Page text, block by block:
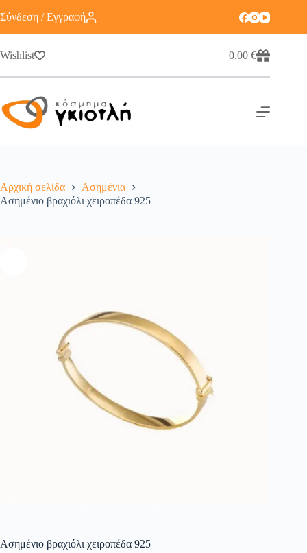
Σύνδεση / Εγγραφή
Wishlist 0,00€
Αρχική σελίδα
Ασημένια
Ασημένιο βραχιόλι χειροπέδα 925
Ασημένιο βραχιόλι χειροπέδα 925